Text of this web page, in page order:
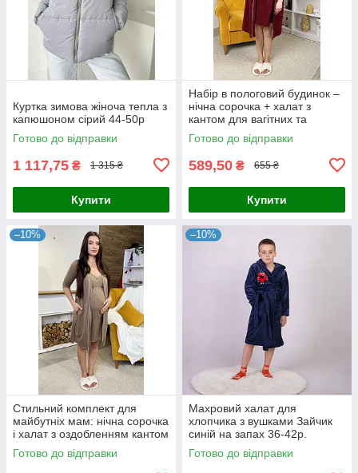
Куртка зимова жіноча тепла з
капюшоном сірий 44-50p
Готово до відправки
1 117,75 ₴ 1 315 ₴
Купити
Набір в пологовий будинок –
нічна сорочка + халат з
кантом для вагітних та
годуючих бордовий 44-54р.
Готово до відправки
589,50 ₴ 655 ₴
Купити
–10%
Стильний комплект для
майбутніх мам: нічна сорочка
і халат з оздобленням кантом
мокко 44-54р.
Готово до відправки
–10%
Махровий халат для
хлопчика з вушками Зайчик
синій на запах 36-42р.
Готово до відправки